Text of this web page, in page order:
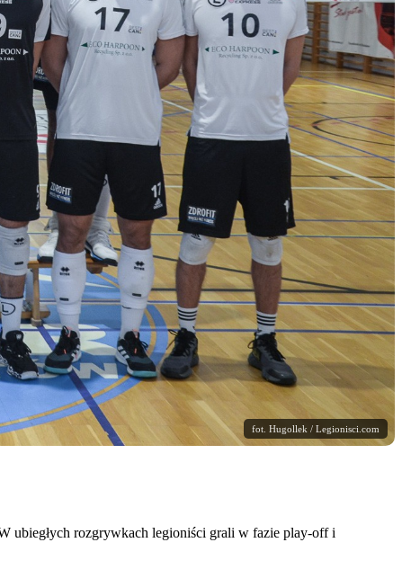
fot. Hugollek / Legionisci.com
ubiegłych rozgrywkach legioniści grali w fazie play-off i